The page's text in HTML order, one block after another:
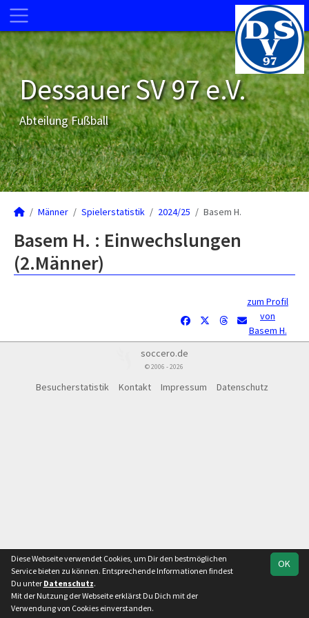
Dessauer SV 97 e.V.
Abteilung Fußball
Männer Spielerstatistik 2024/25 Basem H.
Basem H. : Einwechslungen
(2.Männer)
zum Profil
von
Basem H.
soccero.de
© 2006 - 2026
Besucherstatistik Kontakt Impressum Datenschutz
OK
Diese Webseite verwendet Cookies, um Dir den bestmöglichen
Service bieten zu können. Entsprechende Informationen findest
Du unter Datenschutz.
Mit der Nutzung der Webseite erklärst Du Dich mit der
Verwendung von Cookies einverstanden.